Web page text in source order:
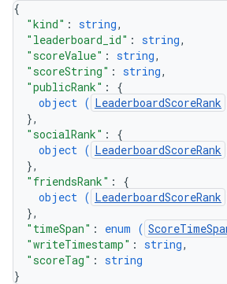
{
"kind" : string,
"leaderboard_id" : string,
"scoreValue" : string,
"scoreString" : string,
"publicRank" : {
object ( LeaderboardScoreRank
},
"socialRank" : {
object ( LeaderboardScoreRank
},
"friendsRank" : {
object ( LeaderboardScoreRank
},
"timeSpan" : enum (
"writeTimestamp" : string,
"scoreTag" : string
}